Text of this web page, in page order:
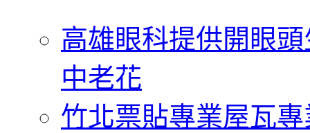
高雄眼科提供開眼
中老花
竹北票貼專業屋瓦